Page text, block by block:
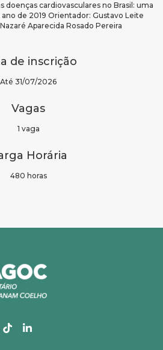
doenças cardiovasculares no Brasil: uma
de 2019 Orientador: Gustavo Leite
Aparecida Rosado Pereira
de inscrição
Até 31/07/2026
Vagas
1 vaga
Horária
480 horas